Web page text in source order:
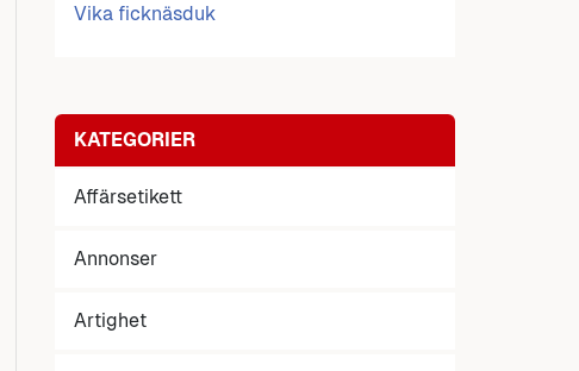
Vika ficknäsduk
KATEGORIER
Affärsetikett
Annonser
Artighet